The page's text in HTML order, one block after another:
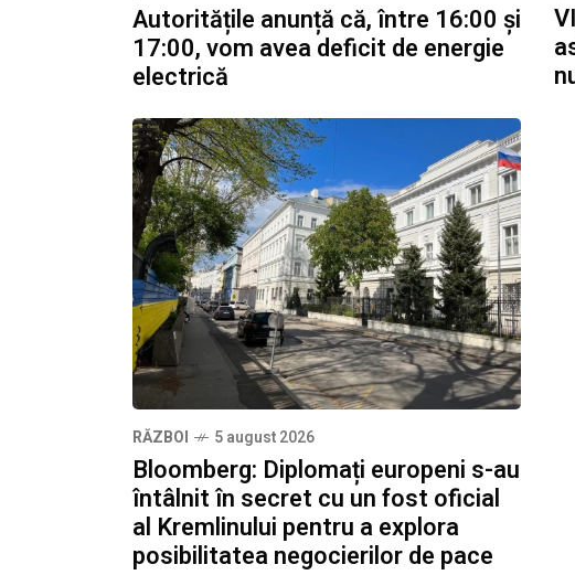
Autoritățile anunță că, între 16:00 și
17:00, vom avea deficit de energie
electrică
RĂZBOI 5 august 2026
Bloomberg: Diplomați europeni s-au
întâlnit în secret cu un fost oficial
al Kremlinului pentru a explora
posibilitatea negocierilor de pace